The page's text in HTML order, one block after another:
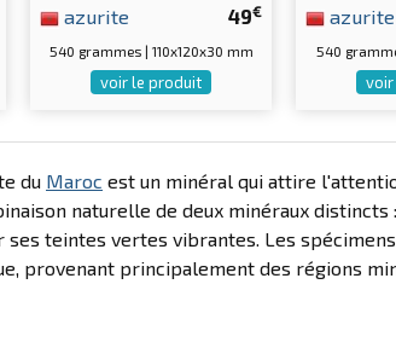
49€
azurite
540 grammes | 110x120x30 mm
voir le produit
azurite
540
du Maroc est un minéral qui attire
naturelle de deux minéraux
ses teintes vertes vibrantes. Les
provenant principalement des régions